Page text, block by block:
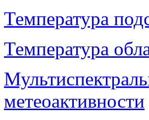
Температура
Температура
метеоактивности